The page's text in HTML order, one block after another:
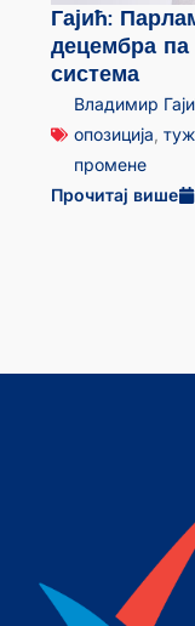
Гајић:
децембра
система
Владимир
опозиција
промене
Прочитај више